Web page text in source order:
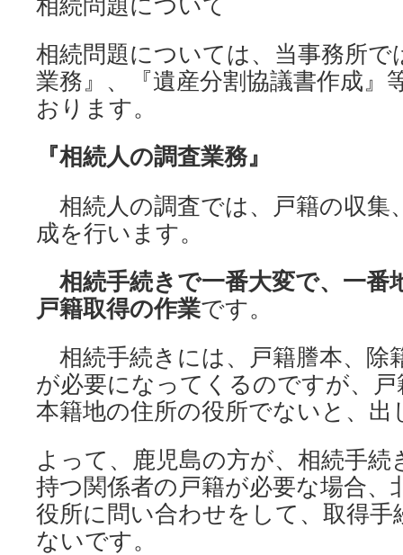
相続問題について
相続問題については、当事務所で
業務』、『遺産分割協議書作成』
おります。
『相続人の調査業務』
相続人の調査では、戸籍の収集
成を行います。
相続手続きで一番大変で、一番
戸籍取得の作業です。
相続手続きには、戸籍謄本、除
が必要になってくるのですが、
本籍地の住所の役所でないと、
よって、鹿児島の方が、相続手続
持つ関係者の戸籍が必要な場合、
役所に問い合わせをして、取得
ないです。